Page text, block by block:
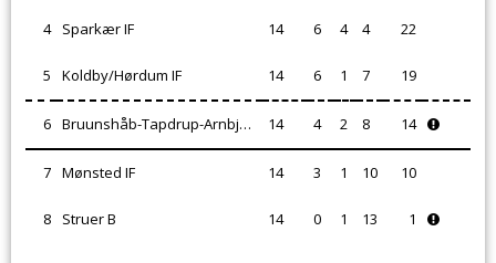
4 Sparkær IF 14 6 4 4 22
5 Koldby/Hørdum IF 14 6 1 7 19
6 Bruunshåb-Tapdrup-Arnbjerg IF 14 4 2 8 14
7 Mønsted IF 14 3 1 10 10
8 Struer B 14 0 1 13 1